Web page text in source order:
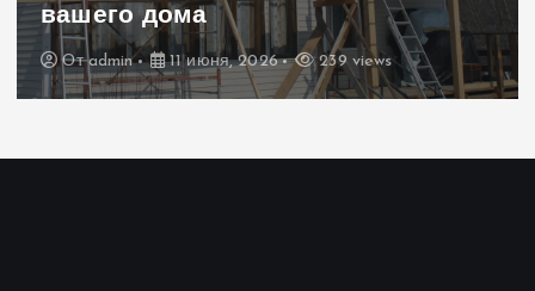
11 июня, 2026 239 views
для
admin